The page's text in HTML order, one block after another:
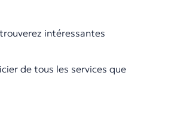
intéressantes
de tous les services que